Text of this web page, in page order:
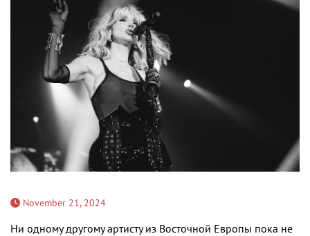
November 21, 2024
Ни одному другому артисту из Восточной Европы пока не